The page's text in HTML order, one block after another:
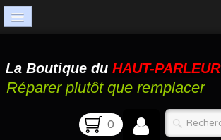
Catalogue
Atelier
La Boutique du HAUT-PARLEUR
Réparer plutôt que remplacer
0